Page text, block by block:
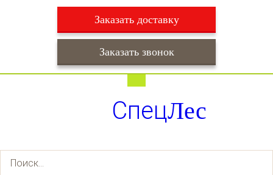
Заказать доставку
Заказать звонок
+7 (495) 003-36-93
СпецЛес